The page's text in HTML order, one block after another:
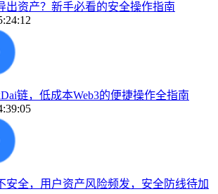
出资产？新手必看的安全操作指南
链，低成本Web3的便捷操作全指南
安全，用户资产风险频发，安全防线待加